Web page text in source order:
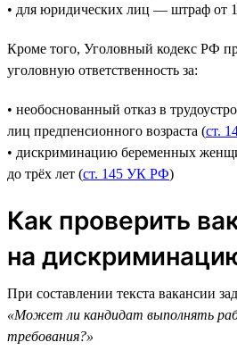
• для юридических лиц — штраф от
Кроме того, Уголовный кодекс РФ
уголовную ответственность за:
• необоснованный отказ в
лиц предпенсионного возраста (ст.
• дискриминацию беременных
до трёх лет (ст. 145 УК РФ)
Как проверить
на
При составлении текста вакансии
«Может ли кандидат выполнять
требования?»